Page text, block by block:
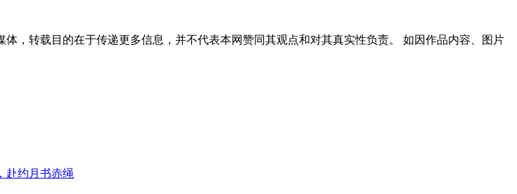
，转载目的在于传递更多信息，并不代表本网赞同其观点和对其真实性负责。 如因作品内容、图片
赴约月书赤绳